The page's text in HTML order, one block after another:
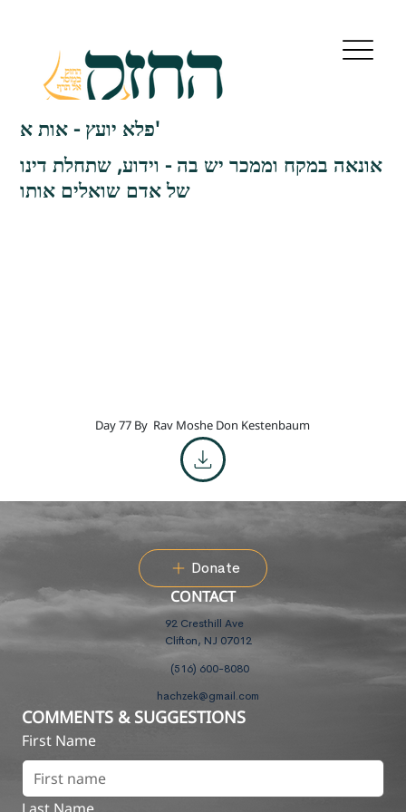
פלא יועץ - אות א'
אונאה במקח וממכר יש בה - וידוע, שתחלת דינו
של אדם שואלים אותו
Day 77 By Rav Moshe Don Kestenbaum
Donate
CONTACT
92 Cresthill Ave
Clifton, NJ 07012
(516) 600-8080
hachzek@gmail.com
COMMENTS & SUGGESTIONS
First Name